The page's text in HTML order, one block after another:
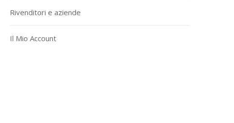
Rivenditori e aziende
Il Mio Account